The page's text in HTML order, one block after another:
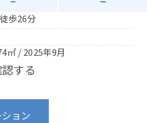
歩26分
㎡ / 2025年9月
する
ョン